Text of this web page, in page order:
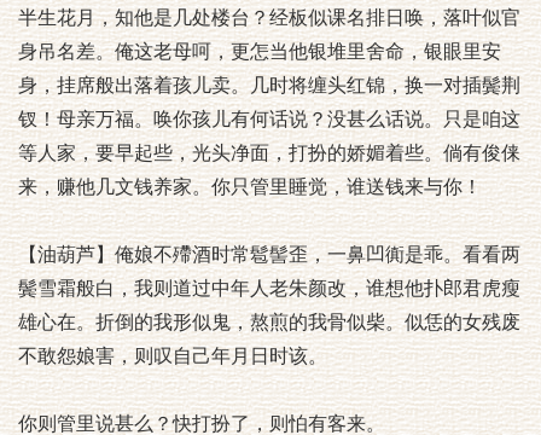
半生花月，知他是几处楼台？经板似课名排日唤，落叶似官
身吊名差。俺这老母呵，更怎当他银堆里舍命，银眼里安
身，挂席般出落着孩儿卖。几时将缠头红锦，换一对插鬓荆
钗！母亲万福。唤你孩儿有何话说？没甚么话说。只是咱这
等人家，要早起些，光头净面，打扮的娇媚着些。倘有俊俫
来，赚他几文钱养家。你只管里睡觉，谁送钱来与你！
【油葫芦】俺娘不殢酒时常髱髻歪，一鼻凹衠是乖。看看两
鬓雪霜般白，我则道过中年人老朱颜改，谁想他扑郎君虎瘦
雄心在。折倒的我形似鬼，熬煎的我骨似柴。似恁的女残废
不敢怨娘害，则叹自己年月日时该。
你则管里说甚么？快打扮了，则怕有客来。